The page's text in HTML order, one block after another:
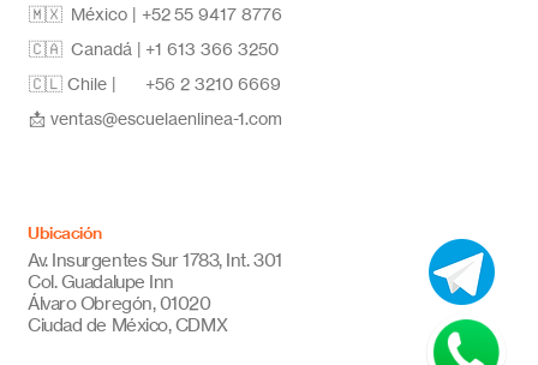
🇲🇽 México | +5255 9417 8776
🇨🇦 Canadá | +1 613 366 3250
🇨🇱 Chile | +56 2 3210 6669
📩 ventas@escuelaenlinea-1.com
Ubicación
Av. Insurgentes Sur 1783, Int. 301
Col. Guadalupe Inn
Álvaro Obregón, 01020
Ciudad de México, CDMX